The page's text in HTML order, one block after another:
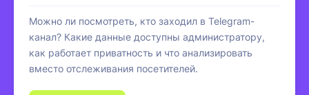
Можно ли посмотреть, кто заходил в Telegram-
канал? Какие данные доступны администратору,
как работает приватность и что анализировать
вместо отслеживания посетителей.